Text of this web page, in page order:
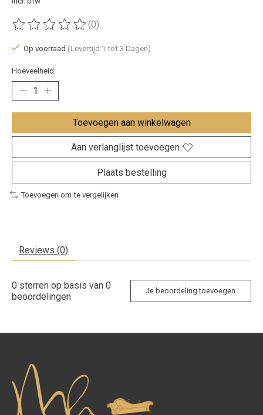
De beoordeling van dit product is
(0)
Op voorraad (Levertijd:1 tot 3 Dagen)
Hoeveelheid:
Toevoegen aan winkelwagen
Aan verlanglijst toevoegen
Plaats bestelling
Toevoegen om te vergelijken
Reviews (0)
0 sterren op basis van 0
beoordelingen
Je beoordeling toevoegen